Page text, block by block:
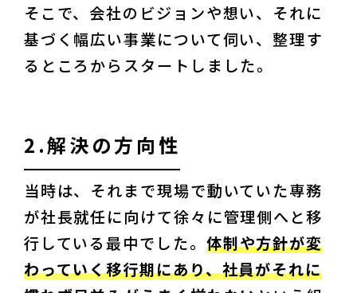
そこで、会社のビジョンや想い、それに
基づく幅広い事業について伺い、整理す
るところからスタートしました。
2.解決の方向性
当時は、それまで現場で動いていた専務
が社長就任に向けて徐々に管理側へと移
行している最中でした。 体制や方針が変
わっていく移行期にあり、社員がそれに